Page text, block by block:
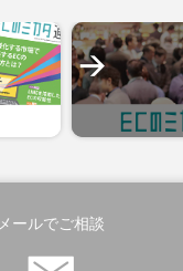
メールでご相談